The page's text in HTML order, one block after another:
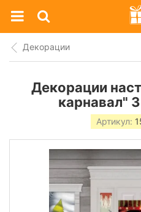
Декорации
Декорации
карнавал"
Артикул: